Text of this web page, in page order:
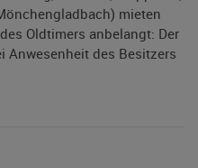
mieten
Oldtimers anbelangt: Der
Anwesenheit des Besitzers